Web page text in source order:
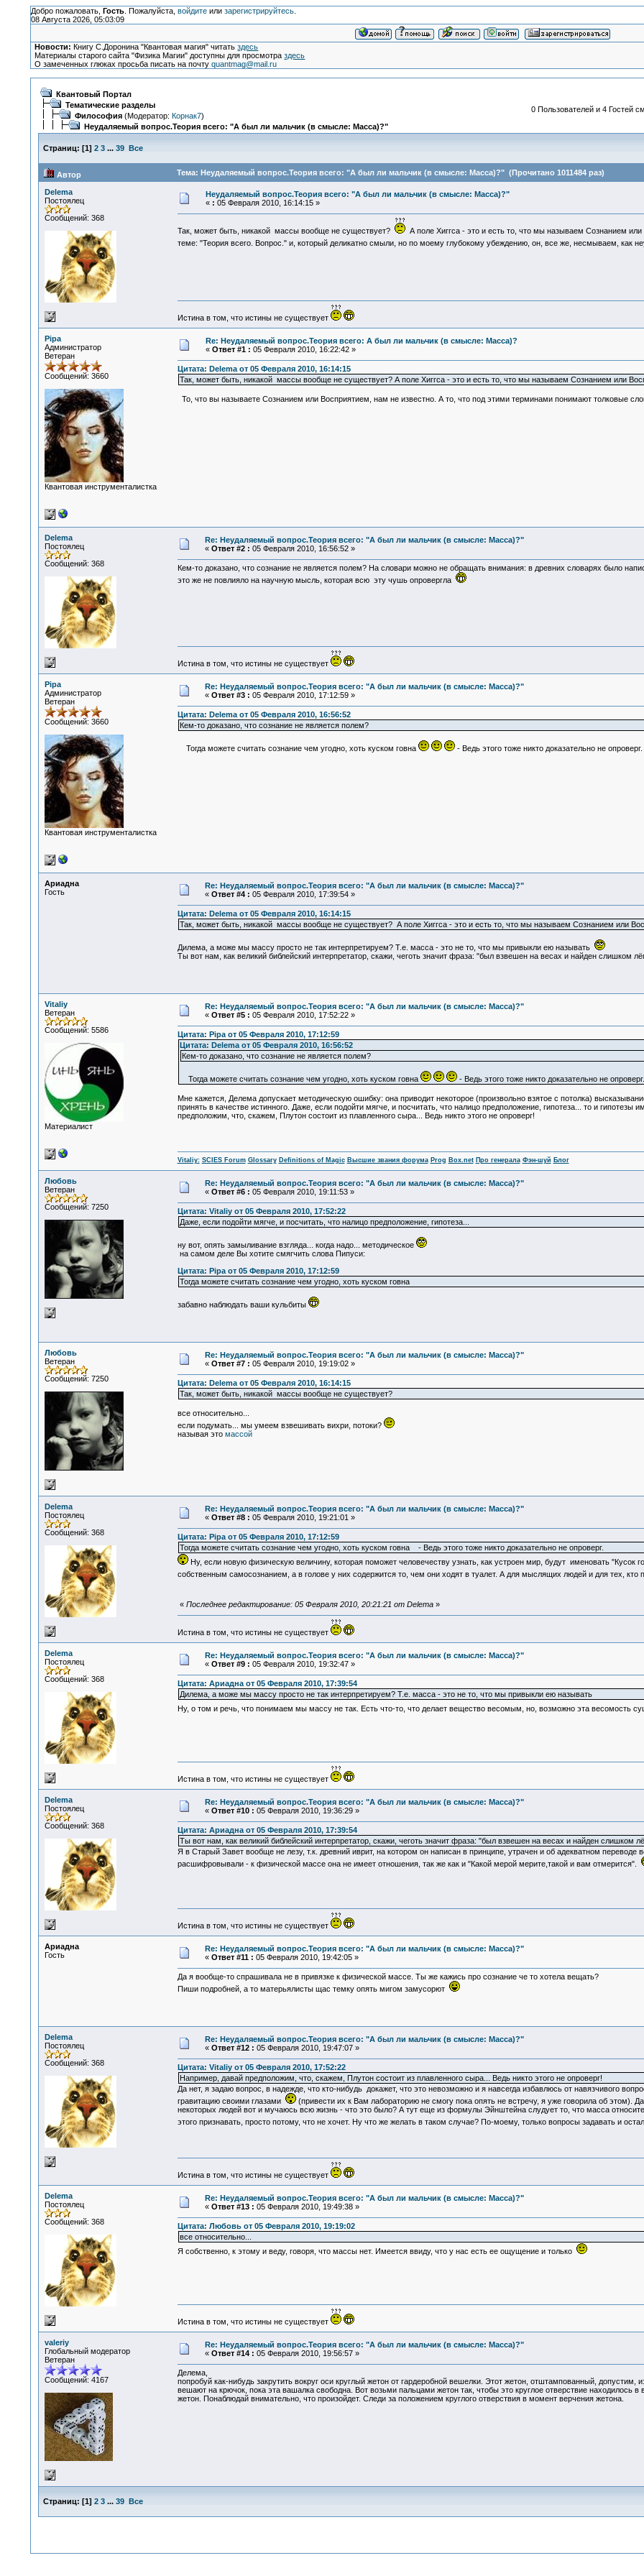
Добро пожаловать, Гость. Пожалуйста, войдитеили зарегистрируйтесь.
08 Августа 2026, 05:03:09
Новости: Книгу С.Доронина "Квантовая магия" читатьздесь
Материалы старого сайта "Физика Магии" доступны для просмотраздесь
О замеченных глюках просьба писать на почтуquantmag@mail.ru
Квантовый Портал
Тематические разделы
Философия(Модератор: Корнак7)
Неудаляемый вопрос.Теория всего: "А был ли мальчик (в смысле: Масса)?"
0 Пользователей и 4 Гостей
Страниц: [1] 2 3 ... 39 Все
Автор Тема: Неудаляемый вопрос.Теория всего: "А был ли мальчик (в смысле: Масса)?" (Прочитано 1011484 раз)
Delema
Постоялец
Сообщений: 368
Неудаляемый вопрос.Теория всего: "А был ли мальчик (в смысле: Масса)?"
« : 05 Февраля 2010, 16:14:15 »
Так, может быть, никакой массы вообще не существует? А поле Хиггса - это и есть то, что мы называем Сознанием
теме: "Теория всего. Вопрос." и, который деликатно смыли, но по моему глубокому убеждению, он, все же, несмываем, как
Истина в том, что истины не существует
Pipa
Администратор
Ветеран
Сообщений: 3660
Квантовая инструменталистка
Re: Неудаляемый вопрос.Теория всего: А был ли мальчик (в смысле: Масса)?
« Ответ #1 : 05 Февраля 2010, 16:22:42 »
Цитата: Delema от 05 Февраля 2010, 16:14:15
Так, может быть, никакой массы вообще не существует? А поле Хиггса - это и есть то, что мы называем Сознанием или
То, что вы называете Сознанием или Восприятием, нам не известно. А то, что под этими терминами понимают толковые
Delema
Постоялец
Сообщений: 368
Re: Неудаляемый вопрос.Теория всего: "А был ли мальчик (в смысле: Масса)?"
« Ответ #2 : 05 Февраля 2010, 16:56:52 »
Кем-то доказано, что сознание не является полем? На словари можно не обращать внимания: в древних словарях было
это же не повлияло на научную мысль, которая всю эту чушь опровергла
Истина в том, что истины не существует
Pipa
Администратор
Ветеран
Сообщений: 3660
Квантовая инструменталистка
Re: Неудаляемый вопрос.Теория всего: "А был ли мальчик (в смысле: Масса)?"
« Ответ #3 : 05 Февраля 2010, 17:12:59 »
Цитата: Delema от 05 Февраля 2010, 16:56:52
Кем-то доказано, что сознание не является полем?
Тогда можете считать сознание чем угодно, хоть куском говна - Ведь этого тоже никто доказательно не опроверг.
Ариадна
Гость
Re: Неудаляемый вопрос.Теория всего: "А был ли мальчик (в смысле: Масса)?"
« Ответ #4 : 05 Февраля 2010, 17:39:54 »
Цитата: Delema от 05 Февраля 2010, 16:14:15
Так, может быть, никакой массы вообще не существует? А поле Хиггса - это и есть то, что мы называем Сознанием или
Дилема, а може мы массу просто не так интерпретируем? Т.е. масса - это не то, что мы привыкли ею называть
Ты вот нам, как великий библейский интерпретатор, скажи, чеготь значит фраза: "был взвешен на весах и найден слишком
Vitaliy
Ветеран
Сообщений: 5586
Материалист
Re: Неудаляемый вопрос.Теория всего: "А был ли мальчик (в смысле: Масса)?"
« Ответ #5 : 05 Февраля 2010, 17:52:22 »
Цитата: Pipa от 05 Февраля 2010, 17:12:59
Цитата: Delema от 05 Февраля 2010, 16:56:52
Кем-то доказано, что сознание не является полем?
Тогда можете считать сознание чем угодно, хоть куском говна - Ведь этого тоже никто доказательно не опроверг.
Мне кажется, Делема допускает методическую ошибку: она приводит некоторое (произвольно взятое с потолка)
принять в качестве истинного. Даже, если подойти мягче, и посчитать, что налицо предположение, гипотеза... то и
предположим, что, скажем, Плутон состоит из плавленного сыра... Ведь никто этого не опроверг!
Vitaliy: SCIES Forum Glossary Definitions of Magic Высшие звания форума Prog Box.net Про генерала Фэн-шуй Блог
Любовь
Ветеран
Сообщений: 7250
Re: Неудаляемый вопрос.Теория всего: "А был ли мальчик (в смысле: Масса)?"
« Ответ #6 : 05 Февраля 2010, 19:11:53 »
Цитата: Vitaliy от 05 Февраля 2010, 17:52:22
Даже, если подойти мягче, и посчитать, что налицо предположение, гипотеза...
ну вот, опять замыливание взгляда... когда надо... методическое
на самом деле Вы хотите смягчить слова Пипуси:
Цитата: Pipa от 05 Февраля 2010, 17:12:59
Тогда можете считать сознание чем угодно, хоть куском говна
забавно наблюдать ваши кульбиты
Любовь
Ветеран
Сообщений: 7250
Re: Неудаляемый вопрос.Теория всего: "А был ли мальчик (в смысле: Масса)?"
« Ответ #7 : 05 Февраля 2010, 19:19:02 »
Цитата: Delema от 05 Февраля 2010, 16:14:15
Так, может быть, никакой массы вообще не существует?
все относительно...
если подумать... мы умеем взвешивать вихри, потоки?
называя это массой
Delema
Постоялец
Сообщений: 368
Re: Неудаляемый вопрос.Теория всего: "А был ли мальчик (в смысле: Масса)?"
« Ответ #8 : 05 Февраля 2010, 19:21:01 »
Цитата: Pipa от 05 Февраля 2010, 17:12:59
Тогда можете считать сознание чем угодно, хоть куском говна - Ведь этого тоже никто доказательно не опроверг.
Ну, если новую физическую величину, которая поможет человечеству узнать, как устроен мир, будут именовать "Кусок
собственным самосознанием, а в голове у них содержится то, чем они ходят в туалет. А для мыслящих людей и для тех, кто
« Последнее редактирование: 05 Февраля 2010, 20:21:21 от Delema»
Истина в том, что истины не существует
Delema
Постоялец
Сообщений: 368
Re: Неудаляемый вопрос.Теория всего: "А был ли мальчик (в смысле: Масса)?"
« Ответ #9 : 05 Февраля 2010, 19:32:47 »
Цитата: Ариадна от 05 Февраля 2010, 17:39:54
Дилема, а може мы массу просто не так интерпретируем? Т.е. масса - это не то, что мы привыкли ею называть
Ну, о том и речь, что понимаем мы массу не так. Есть что-то, что делает вещество весомым, но, возможно эта весомость
Истина в том, что истины не существует
Delema
Постоялец
Сообщений: 368
Re: Неудаляемый вопрос.Теория всего: "А был ли мальчик (в смысле: Масса)?"
« Ответ #10 : 05 Февраля 2010, 19:36:29 »
Цитата: Ариадна от 05 Февраля 2010, 17:39:54
Ты вот нам, как великий библейский интерпретатор, скажи, чеготь значит фраза: "был взвешен на весах и найден слишком
Я в Старый Завет вообще не лезу, т.к. древний иврит, на котором он написан в принципе, утрачен и об адекватном
расшифровывали - к физической массе она не имеет отношения, так же как и "Какой мерой мерите,такой и вам отмерится".
Истина в том, что истины не существует
Ариадна
Гость
Re: Неудаляемый вопрос.Теория всего: "А был ли мальчик (в смысле: Масса)?"
« Ответ #11 : 05 Февраля 2010, 19:42:05 »
Да я вообще-то спрашивала не в привязке к физической массе. Ты же кажись про сознание че то хотела вещать?
Пиши подробней, а то матерьялисты щас темку опять мигом замусорют
Delema
Постоялец
Сообщений: 368
Re: Неудаляемый вопрос.Теория всего: "А был ли мальчик (в смысле: Масса)?"
« Ответ #12 : 05 Февраля 2010, 19:47:07 »
Цитата: Vitaliy от 05 Февраля 2010, 17:52:22
Например, давай предположим, что, скажем, Плутон состоит из плавленного сыра... Ведь никто этого не опроверг!
Да нет, я задаю вопрос, в надежде, что кто-нибудь докажет, что это невозможно и я навсегда избавлюсь от навязчивого
гравитацию своими глазами
(привести их к Вам лабораторию не смогу пока опять не встречу, я уже говорила об этом).
некоторых людей вот и мучаюсь всю жизнь - что это было? А тут еще из формулы Эйнштейна слудует то, что масса
этого признавать, просто потому, что не хочет. Ну что же желать в таком случае? По-моему, только вопросы задавать и
Истина в том, что истины не существует
Delema
Постоялец
Сообщений: 368
Re: Неудаляемый вопрос.Теория всего: "А был ли мальчик (в смысле: Масса)?"
« Ответ #13 : 05 Февраля 2010, 19:49:38 »
Цитата: Любовь от 05 Февраля 2010, 19:19:02
все относительно...
Я собственно, к этому и веду, говоря, что массы нет. Имеется ввиду, что у нас есть ее ощущение и только
Истина в том, что истины не существует
valeriy
Глобальный модератор
Ветеран
Сообщений: 4167
Re: Неудаляемый вопрос.Теория всего: "А был ли мальчик (в смысле: Масса)?"
« Ответ #14 : 05 Февраля 2010, 19:56:57 »
Делема,
попробуй как-нибудь закрутить вокруг оси круглый жетон от гардеробной вешелки. Этот жетон, отштампованный, допустим,
вешают на крючок, пока эта вашалка свободна. Вот возьми пальцами жетон так, чтобы это круглое отверствие находилось
жетон. Понаблюдай внимательно, что произойдет. Следи за положением круглого отверствия в момент верчения жетона.
Страниц: [1] 2 3 ... 39 Все